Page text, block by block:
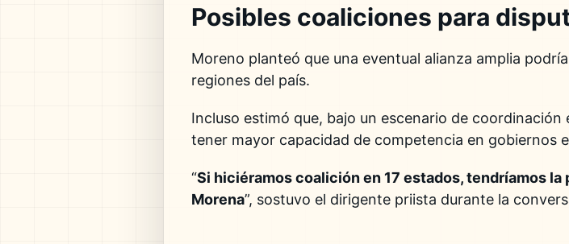
Posibles coaliciones para
Moreno planteó que una eventual alianza amplia
regiones del país.
Incluso estimó que, bajo un escenario de
tener mayor capacidad de competencia en gobiernos
“Si hiciéramos coalición en 17 estados, tendríamos
Morena”, sostuvo el dirigente priista durante la